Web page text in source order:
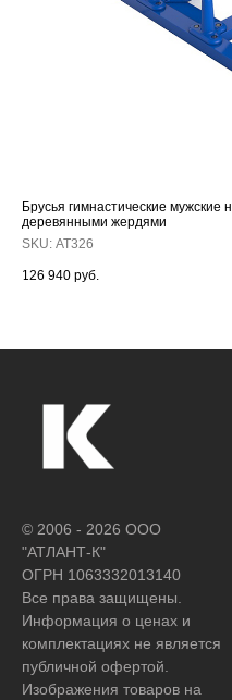
Брусья гимнастические
деревянными жердями
SKU: АТ326
126 940 руб.
© 2006 - 2026 ООО
"АТЛАНТ-К"
ОГРН 1063332013140
Все права защищены.
Информация о ценах и
комплектациях не является
публичной офертой.
Изображения товаров на